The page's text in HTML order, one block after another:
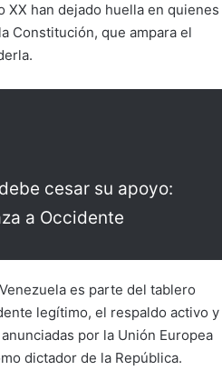
XX han dejado huella en quienes
Constitución, que ampara el
cesar su apoyo:
a Occidente
es parte del tablero
legítimo, el respaldo activo y
por la Unión Europea
dictador de la República.